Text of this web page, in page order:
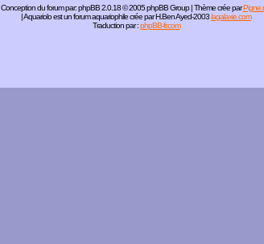
Conception du forum par:phpBB2.0.18 © 2005 phpBB Group | Thème crée par
| Aquariolo est un forum aquariophile crée par H.Ben Ayed-2003lagalaxie.com
Traduction par :phpBB-fr.com